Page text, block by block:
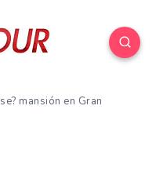
mansión en Gran